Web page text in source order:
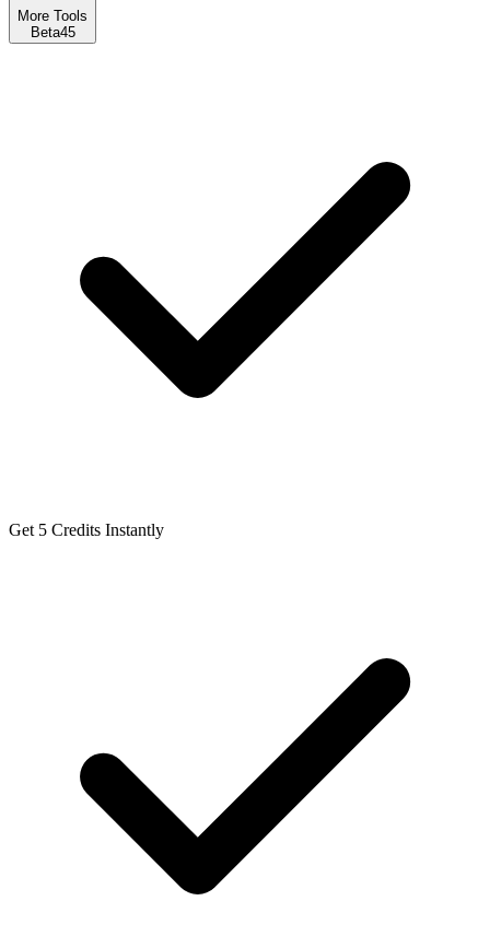
More Tools
Beta45
Get 5 Credits Instantly